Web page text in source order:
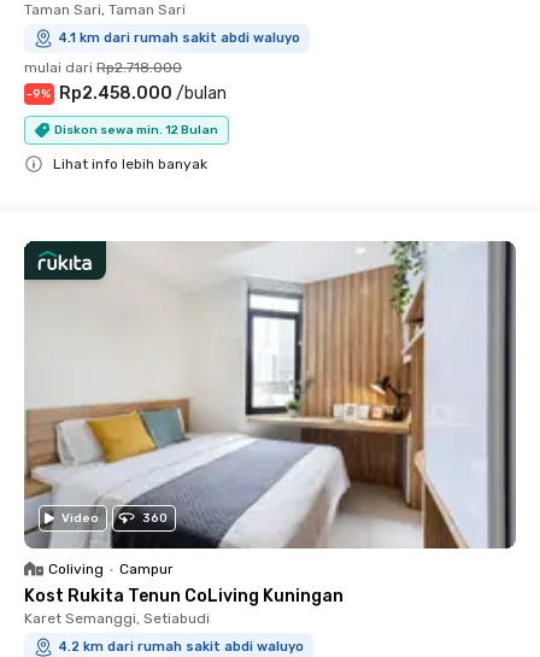
Taman Sari, Taman Sari
4.1 km dari rumah sakit abdi waluyo
mulai dari Rp2.718.000
-9% Rp2.458.000 /bulan
Diskon sewa min. 12 Bulan
Lihat info lebih banyak
Video 360
Coliving • Campur
Kost Rukita Tenun CoLiving Kuningan
Karet Semanggi, Setiabudi
4.2 km dari rumah sakit abdi waluyo